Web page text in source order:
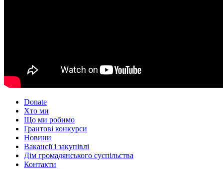
Donate
Хто ми
Що ми робимо
Грантові конкурси
Новини
Вакансії і закупівлі
Дім громадянського суспільства
Контакти